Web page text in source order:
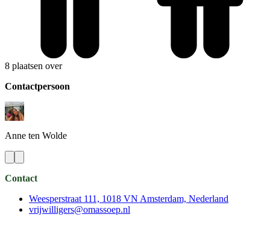
8 plaatsen over
Contactpersoon
Anne ten Wolde
Contact
Weesperstraat 111, 1018 VN Amsterdam, Nederland
vrijwilligers@omassoep.nl